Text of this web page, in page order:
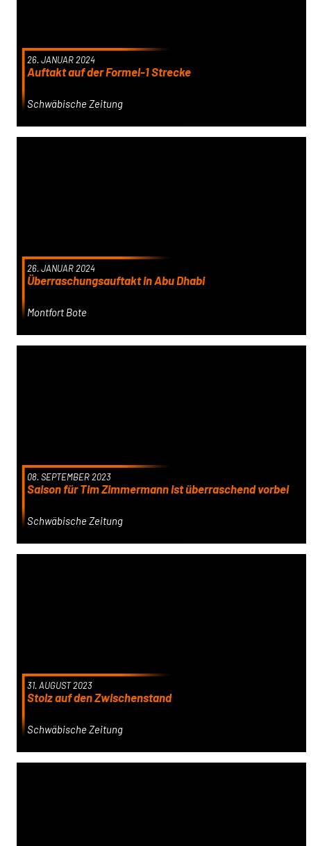
26. JANUAR 2024
Auftakt auf der Formel-1 Strecke
Schwäbische Zeitung
26. JANUAR 2024
Überraschungsauftakt in Abu Dhabi
Montfort Bote
08. SEPTEMBER 2023
Saison für Tim Zimmermann ist überraschend vorbei
Schwäbische Zeitung
31. AUGUST 2023
Stolz auf den Zwischenstand
Schwäbische Zeitung